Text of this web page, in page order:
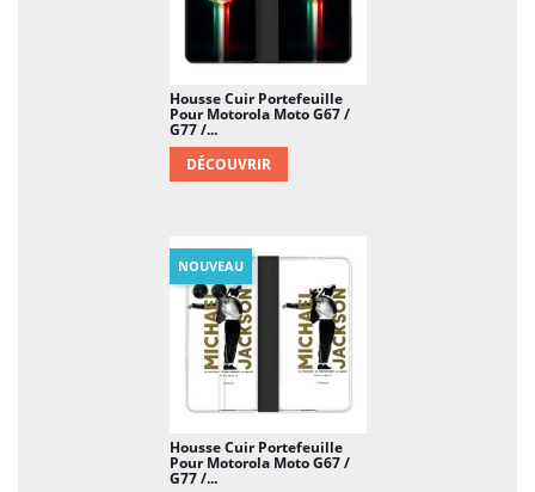
Housse Cuir Portefeuille
Pour Motorola Moto G67 /
G77 /...
DÉCOUVRIR
Housse Cuir Portefeuille
Pour Motorola Moto G67 /
G77 /...
NOUVEAU